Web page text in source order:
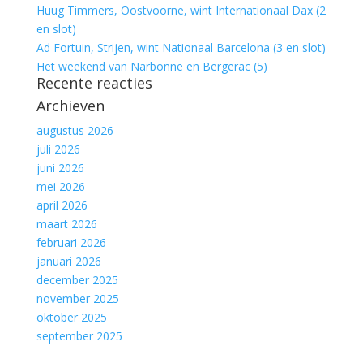
Huug Timmers, Oostvoorne, wint Internationaal Dax (2
en slot)
Ad Fortuin, Strijen, wint Nationaal Barcelona (3 en slot)
Het weekend van Narbonne en Bergerac (5)
Recente reacties
Archieven
augustus 2026
juli 2026
juni 2026
mei 2026
april 2026
maart 2026
februari 2026
januari 2026
december 2025
november 2025
oktober 2025
september 2025